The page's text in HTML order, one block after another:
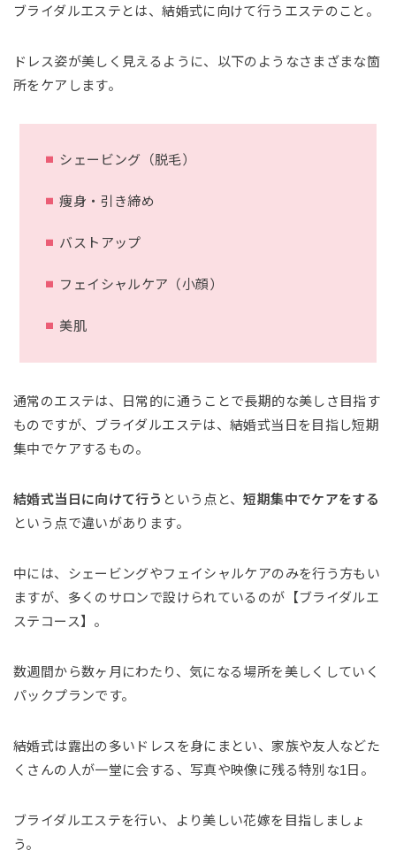
ブライダルエステとは、結婚式に向けて行うエステのこと。
ドレス姿が美しく見えるように、以下のようなさまざまな箇
所をケアします。
シェービング（脱毛）
痩身・引き締め
バストアップ
フェイシャルケア（小顔）
美肌
通常のエステは、日常的に通うことで長期的な美しさ目指す
ものですが、ブライダルエステは、結婚式当日を目指し短期
集中でケアするもの。
結婚式当日に向けて行う という点と、短期集中でケアをする
という点で違いがあります。
中には、シェービングやフェイシャルケアのみを行う方もい
ますが、多くのサロンで設けられているのが【ブライダルエ
ステコース】。
数週間から数ヶ月にわたり、気になる場所を美しくしていく
パックプランです。
結婚式は露出の多いドレスを身にまとい、家族や友人などた
くさんの人が一堂に会する、写真や映像に残る特別な1日。
ブライダルエステを行い、より美しい花嫁を目指しましょ
う。